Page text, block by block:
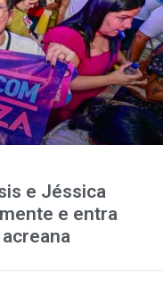
e Jéssica
e entra